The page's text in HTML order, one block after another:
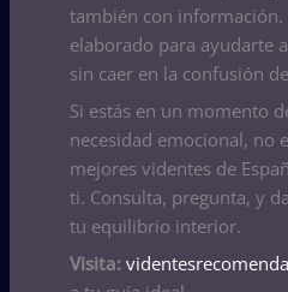
también con información.
elaborado para ayudarte
sin caer en la confusión
Si estás en un momento
necesidad emocional, no
mejores videntes de
ti. Consulta, pregunta, y
tu equilibrio interior.
Visita: